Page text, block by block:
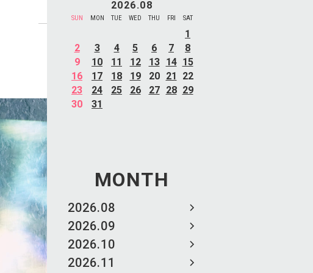
2026.08
SUN MON TUE WED THU FRI SAT
1
2
3 4 5 6 7
8
9
10 11 12 13 14 15
16
17 18 19 20 21
22
23
24 25 26 27 28 29
30
31
MONTH
2026.08
2026.09
2026.10
2026.11